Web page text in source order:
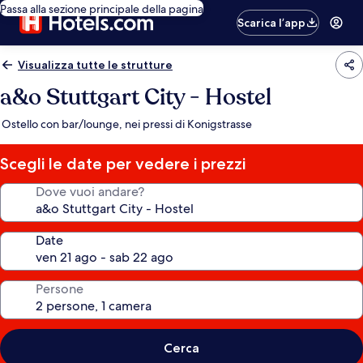
Passa alla sezione principale della pagina
Scarica l’app
Visualizza tutte le strutture
a&o Stuttgart City - Hostel
Ostello con bar/lounge, nei pressi di Konigstrasse
Scegli le date per vedere i prezzi
Dove vuoi andare?
Date
Persone
Cerca